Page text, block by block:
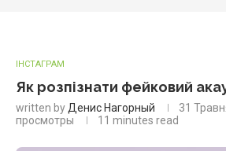
ІНСТАГРАМ
Як розпізнати фейковий
written by Денис Нагорный 31
просмотры
11 minutes read